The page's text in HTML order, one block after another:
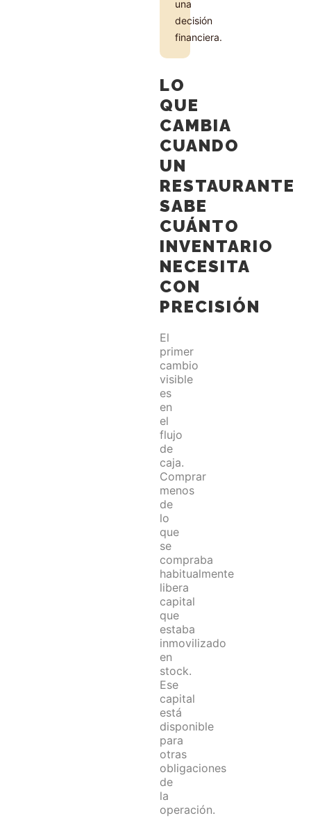
una
decisión
financiera.
LO
QUE
CAMBIA
CUANDO
UN
RESTAURANTE
SABE
CUÁNTO
INVENTARIO
NECESITA
CON
PRECISIÓN
El
primer
cambio
visible
es
en
el
flujo
de
caja.
Comprar
menos
de
lo
que
se
compraba
habitualmente
libera
capital
que
estaba
inmovilizado
en
stock.
Ese
capital
está
disponible
para
otras
obligaciones
de
la
operación.